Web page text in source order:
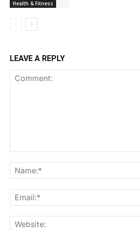
Health & Fitness
LEAVE A REPLY